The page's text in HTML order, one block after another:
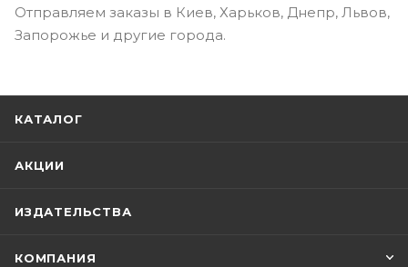
Отправляем заказы в Киев, Харьков, Днепр, Львов,
Запорожье и другие города.
КАТАЛОГ
АКЦИИ
ИЗДАТЕЛЬСТВА
КОМПАНИЯ